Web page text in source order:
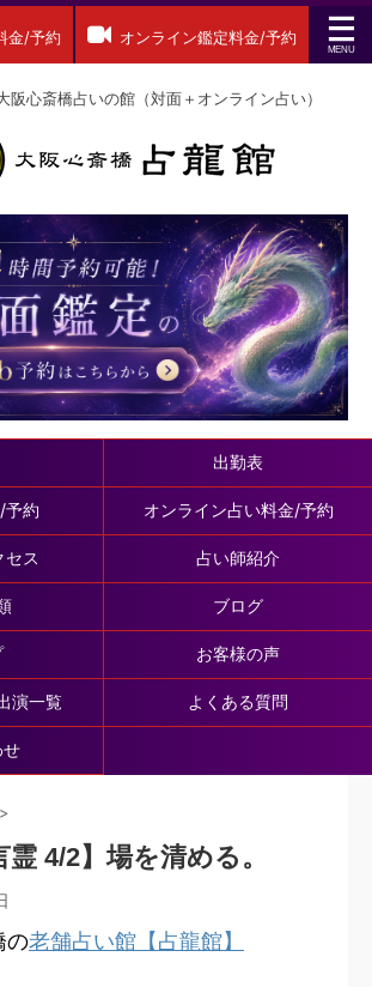
金/予約 オンライン鑑定料金/予約
阪心斎橋占いの館（対面＋オンライン占い）
出勤表
予約 オンライン占い料金/予約
セス 占い師紹介
ブログ
お客様の声
演一覧 よくある質問
せ
>
霊 4/2】場を清める。
の老舗占い館【占龍館】